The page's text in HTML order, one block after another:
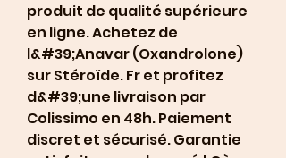
produit de qualité supérieure
en ligne. Achetez de
l&#39;Anavar (Oxandrolone)
sur Stéroïde. Fr et profitez
d&#39;une livraison par
Colissimo en 48h. Paiement
discret et sécurisé. Garantie